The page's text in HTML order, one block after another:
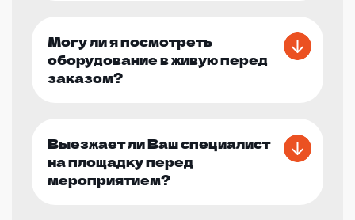
Могу ли я посмотреть
оборудование в живую перед
заказом?
Выезжает ли Ваш специалист
на площадку перед
мероприятием?